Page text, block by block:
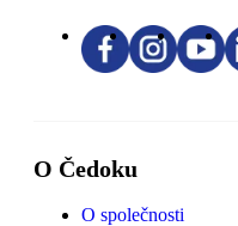
O Čedoku
O společnosti